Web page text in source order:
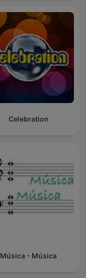
Celebration
Música - Música